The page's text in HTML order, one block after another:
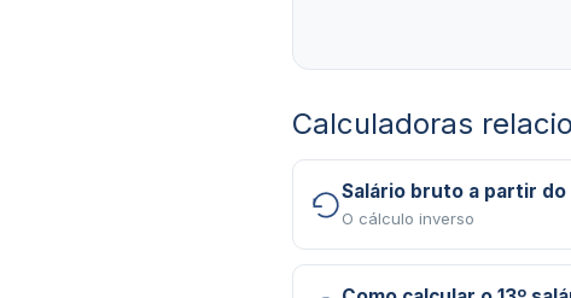
Calculadoras
Salário bruto a partir do
O cálculo inverso